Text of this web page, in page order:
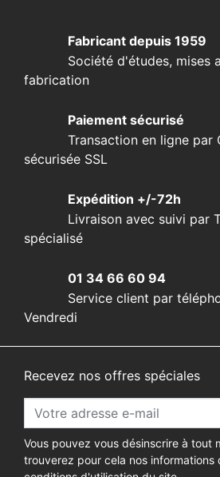
Fabricant depuis 1959
Société d'études, mises
fabrication
Paiement sécurisé
Transaction en ligne par
sécurisée SSL
Expédition +/-72h
Livraison avec suivi par
spécialisé
01 34 66 60 94
Service client par
Vendredi
Recevez nos offres spéciales
Vous pouvez vous désinscrire à tout
trouverez pour cela nos informations